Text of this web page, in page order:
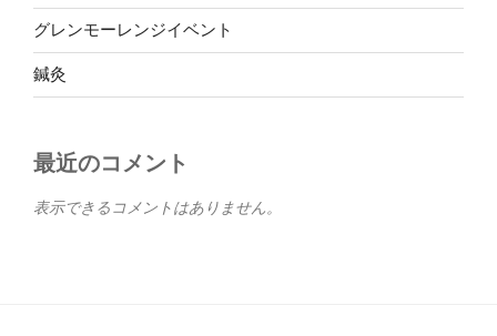
グレンモーレンジイベント
鍼灸
最近のコメント
表示できるコメントはありません。